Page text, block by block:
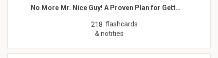
No More Mr. Nice Guy! A Proven Plan for Gett…
218 flashcards
& notities